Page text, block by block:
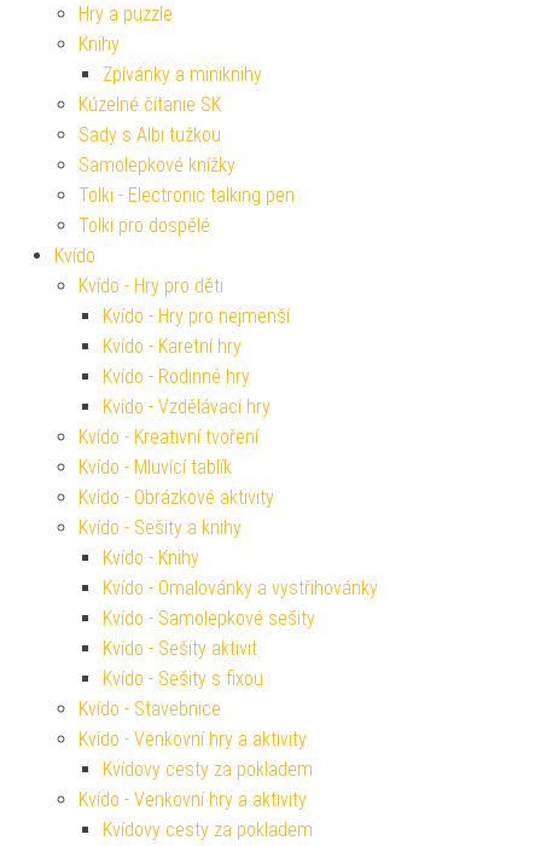
Hry a puzzle
Knihy
Zpívánky a miniknihy
Kúzelné čítanie SK
Sady s Albi tužkou
Samolepkové knížky
Tolki - Electronic talking pen
Tolki pro dospělé
Kvído
Kvído - Hry pro děti
Kvído - Hry pro nejmenší
Kvído - Karetní hry
Kvído - Rodinné hry
Kvído - Vzdělávací hry
Kvído - Kreativní tvoření
Kvído - Mluvící tablík
Kvído - Obrázkové aktivity
Kvído - Sešity a knihy
Kvído - Knihy
Kvído - Omalovánky a vystřihovánky
Kvído - Samolepkové sešity
Kvído - Sešity aktivit
Kvído - Sešity s fixou
Kvído - Stavebnice
Kvído - Venkovní hry a aktivity
Kvídovy cesty za pokladem
Kvído - Venkovní hry a aktivity
Kvídovy cesty za pokladem